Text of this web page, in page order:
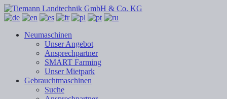
Neumaschinen
Unser Angebot
Ansprechpartner
SMART Farming
Unser Mietpark
Gebrauchtmaschinen
Suche